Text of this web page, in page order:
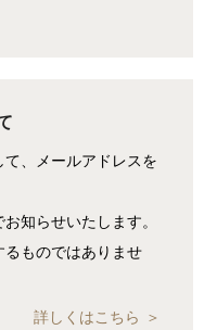
、メールアドレスを
知らせいたします。
ものではありませ
詳しくはこちら